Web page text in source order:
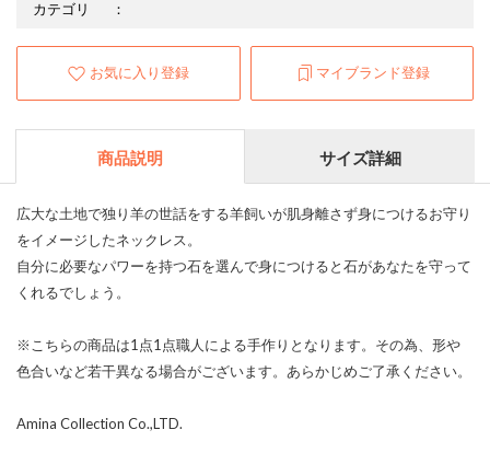
カテゴリ
：
お気に入り登録 マイブランド登録
商品説明 サイズ詳細
広大な土地で独り羊の世話をする羊飼いが肌身離さず身につけるお守り
をイメージしたネックレス。
自分に必要なパワーを持つ石を選んで身につけると石があなたを守って
くれるでしょう。
※こちらの商品は1点1点職人による手作りとなります。その為、形や
色合いなど若干異なる場合がございます。あらかじめご了承ください。
Amina Collection Co.,LTD.